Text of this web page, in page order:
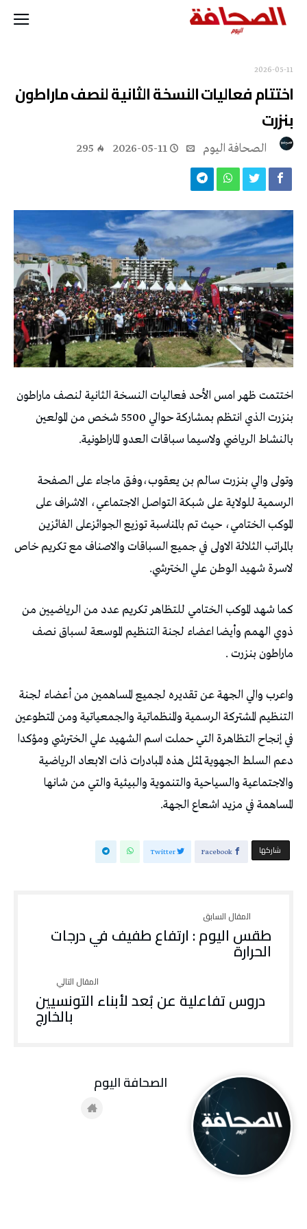
2026-05-11
اختتام فعاليات النسخة الثانية لنصف ماراطون
بنزرت
2026-05-11
295
اختتمت ظهر امس الأحد فعاليات النسخة الثانية لنصف ماراطون
بنزرت الذي انتظم بمشاركة حوالي 5500 شخص من المولعين
بالنشاط الرياضي ولاسيما سباقات العدو الماراطونية.
وتولى والي بنزرت سالم بن يعقوب،وفق ماجاء على الصفحة
الرسمية للولاية على شبكة التواصل الاجتماعي، الاشراف على
الموكب الختامي، حيث تم بالمناسبة توزيع الجوائزعلى الفائزين
بالمراتب الثلاثة الاولى في جميع السباقات والاصناف مع تكريم خاص
لاسرة شهيد الوطن علي الخترشي.
كما شهد الموكب الختامي للتظاهر تكريم عدد من الرياضيين من
ذوي الهمم وأيضا اعضاء لجنة التنظيم الموسعة لسباق نصف
ماراطون بنزرت .
واعرب والي الجهة عن تقديره لجميع المساهمين من أعضاء لجنة
التنظيم المشتركة الرسمية والمنظماتية والجمعياتية ومن المتطوعين
في إنجاح التظاهرة التي حملت اسم الشهيد علي الخترشي ومؤكدا
دعم السلط الجهوية لمثل هذه المبادرات ذات الابعاد الرياضية
والاجتماعية والسياحية والتنموية والبيئية والتي من شانها
المساهمة في مزيد اشعاع الجهة.
‫‫ شاركها‬ Facebook
Twitter
طقس اليوم : ارتفاع طفيف في درجات
الحرارة
دروس تفاعلية عن بُعد لأبناء التونسيين
بالخارج